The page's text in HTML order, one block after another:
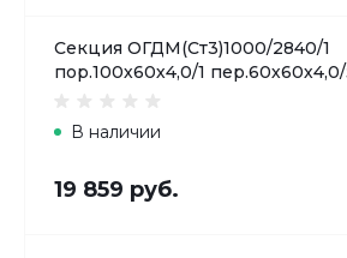
Секция ОГДМ(Ст3)1000/2840/1
пор.100х60х4,0/1
В наличии
19 859 руб.